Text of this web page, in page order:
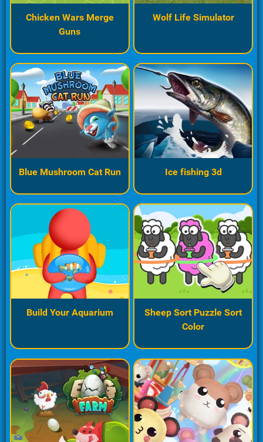
Chicken Wars Merge
Guns
Wolf Life Simulator
Blue Mushroom Cat Run Ice fishing 3d
Build Your Aquarium
Sheep Sort Puzzle Sort
Color